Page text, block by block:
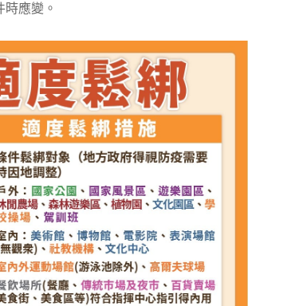
應變。